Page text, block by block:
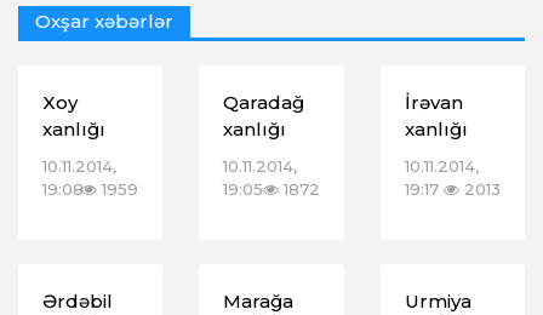
Oxşar xəbərlər
Xoy
xanlığı
10.11.2014,
19:08
1959
Qaradağ
xanlığı
10.11.2014,
19:05
1872
İrəvan
xanlığı
10.11.2014,
19:17
2013
Ərdəbil
Marağa
Urmiya